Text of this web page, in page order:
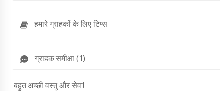
हमारे ग्राहकों के लिए टिप्स
ग्राहक समीक्षा (1)
बहुत अच्छी वस्तु और सेवा!